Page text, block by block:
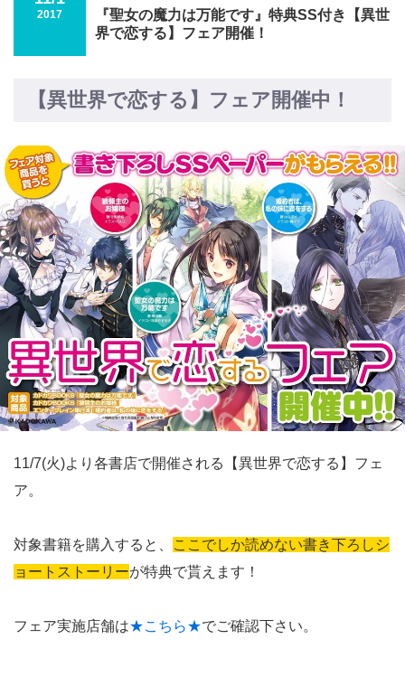
2017
『聖女の魔力は万能です』特典SS付き【異世
界で恋する】フェア開催！
【異世界で恋する】フェア開催中！
11/7(火)より各書店で開催される【異世界で恋する】フェ
ア。
対象書籍を購入すると、
ここでしか読めない書き下ろしシ
ョートストーリーが特典で貰えます！
フェア実施店舗は★こちら★でご確認下さい。